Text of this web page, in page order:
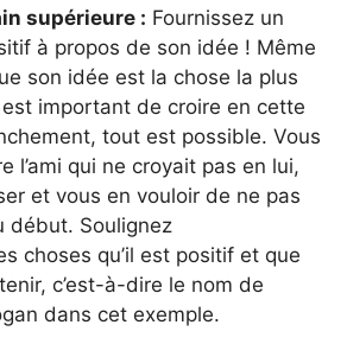
supérieure : Fournissez un
à propos de son idée ! Même
son idée est la chose la plus
important de croire en cette
tout est possible. Vous
l’ami qui ne croyait pas en lui,
et vous en vouloir de ne pas
début. Soulignez
choses qu’il est positif et que
c’est-à-dire le nom de
dans cet exemple.